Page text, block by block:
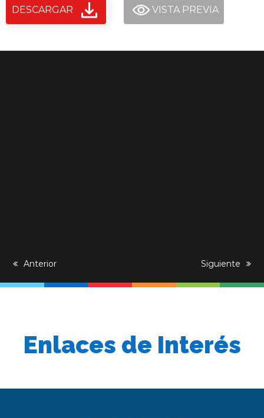
DESCARGAR VISTA PREVIA
previous
Anterior
next
Siguiente
Enlaces de Interés